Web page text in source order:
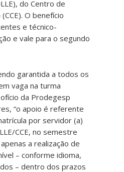
do Centro de
O benefício
e técnico-
e vale para o segundo
garantida a todos os
vaga na turma
da Prodegesp
“o apoio é referente
por servidor (a)
CCE, no semestre
a realização de
– conforme idioma,
– dentro dos prazos